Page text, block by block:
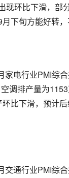
现环比下滑，部
下旬方能好转
家电行业PMI综
调排产量为
环比下滑，预计
交通行业PMI综